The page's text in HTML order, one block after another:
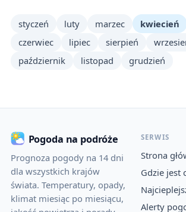
styczeń luty marzec kwiecień
czerwiec
lipiec sierpień
październik
listopad grudzień
Pogoda na podróże
Prognoza pogody na 14 dni
dla wszystkich krajów
świata. Temperatury, opady,
klimat miesiąc po miesiącu,
SERWIS
Strona
Gdzie jest
Alerty